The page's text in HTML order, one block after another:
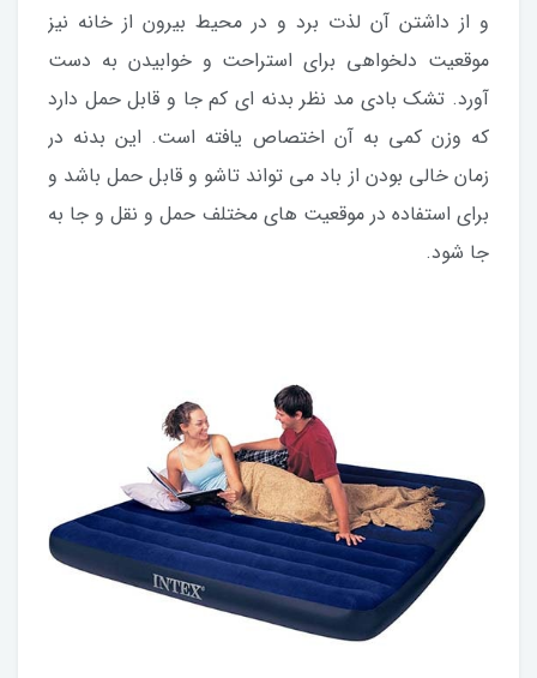
و از داشتن آن لذت برد و در محیط بیرون از خانه نیز
موقعیت دلخواهی برای استراحت و خوابیدن به دست
آورد. تشک بادی مد نظر بدنه ای کم جا و قابل حمل دارد
که وزن کمی به آن اختصاص یافته است. این بدنه در
زمان خالی بودن از باد می تواند تاشو و قابل حمل باشد و
برای استفاده در موقعیت های مختلف حمل و نقل و جا به
جا شود.